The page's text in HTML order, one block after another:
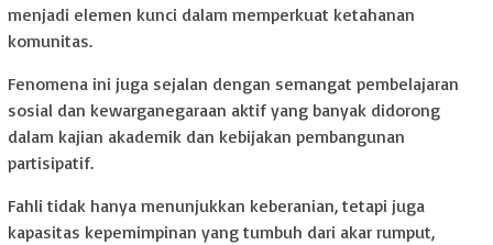
menjadi elemen kunci dalam memperkuat ketahanan
komunitas.
Fenomena ini juga sejalan dengan semangat pembelajaran
sosial dan kewarganegaraan aktif yang banyak didorong
dalam kajian akademik dan kebijakan pembangunan
partisipatif.
Fahli tidak hanya menunjukkan keberanian, tetapi juga
kapasitas kepemimpinan yang tumbuh dari akar rumput,